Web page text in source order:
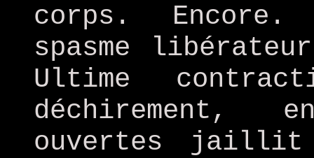
corps.
spasme
Ultime
déchirement,
ouvertes jaillit